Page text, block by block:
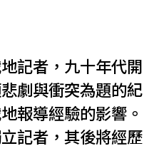
記者，九十年代開
劇與衝突為題的紀
報導經驗的影響。
記者，其後將經歷